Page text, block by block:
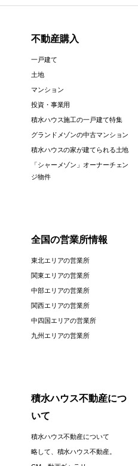
不動産購入
一戸建て
土地
マンション
投資・事業用
積水ハウス施工の一戸建て特集
グランドメゾンの中古マンション
積水ハウスの家が建てられる土地
「シャーメゾン」オーナーチェン
ジ物件
全国の営業所情報
東北エリアの営業所
関東エリアの営業所
中部エリアの営業所
関西エリアの営業所
中四国エリアの営業所
九州エリアの営業所
積水ハウス不動産につ
いて
積水ハウス不動産について
略して、積水ハウス不動産。